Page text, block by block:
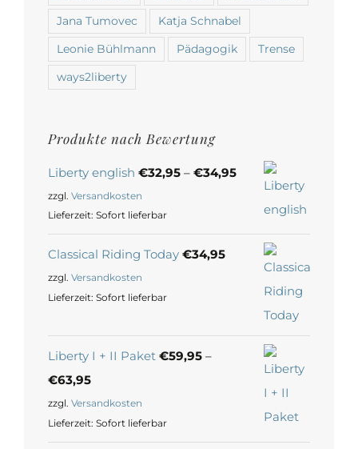
Jana Tumovec Katja Schnabel
Leonie Bühlmann Pädagogik Trense
ways2liberty
Produkte nach Bewertung
Liberty english €32,95 – €34,95
zzgl. Versandkosten
Lieferzeit: Sofort lieferbar
Classical Riding Today €34,95
zzgl. Versandkosten
Lieferzeit: Sofort lieferbar
Liberty I + II Paket €59,95 –
€63,95
zzgl. Versandkosten
Lieferzeit: Sofort lieferbar